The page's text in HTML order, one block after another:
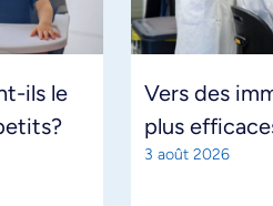
ils le
Vers des
plus
3 août 2026